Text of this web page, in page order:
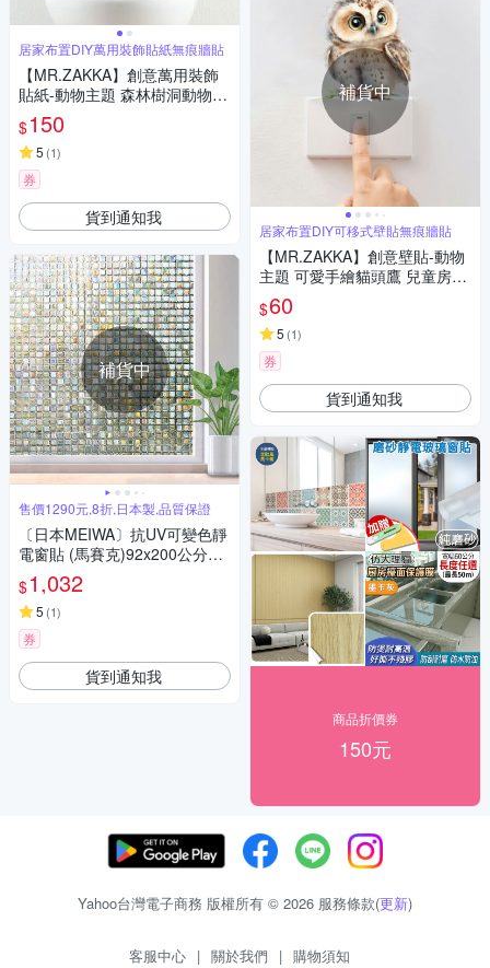
居家布置DIY萬用裝飾貼紙無痕牆貼
【MR.ZAKKA】創意萬用裝飾
貼紙-動物主題 森林樹洞動物 C
款 居家空間布置 DIY可移式壁
貼 無痕壁貼 牆貼
$150
5 (1)
券
貨到通知我
補貨中
售價1290元,8折,日本製,品質保證
〔日本MEIWA〕抗UV可變色靜
電窗貼 (馬賽克)92x200公分★
促銷★
$1,032
5 (1)
券
貨到通知我
補貨中
居家布置DIY可移式壁貼無痕牆貼
【MR.ZAKKA】創意壁貼-動物
主題 可愛手繪貓頭鷹 兒童房布
置 DIY可移式壁貼 無痕壁貼 牆
貼
$60
5 (1)
券
貨到通知我
商品折價券
150元
Yahoo台灣電子商務 版權所有 © 2026 服務條款(更新)
客服中心 | 關於我們 | 購物須知